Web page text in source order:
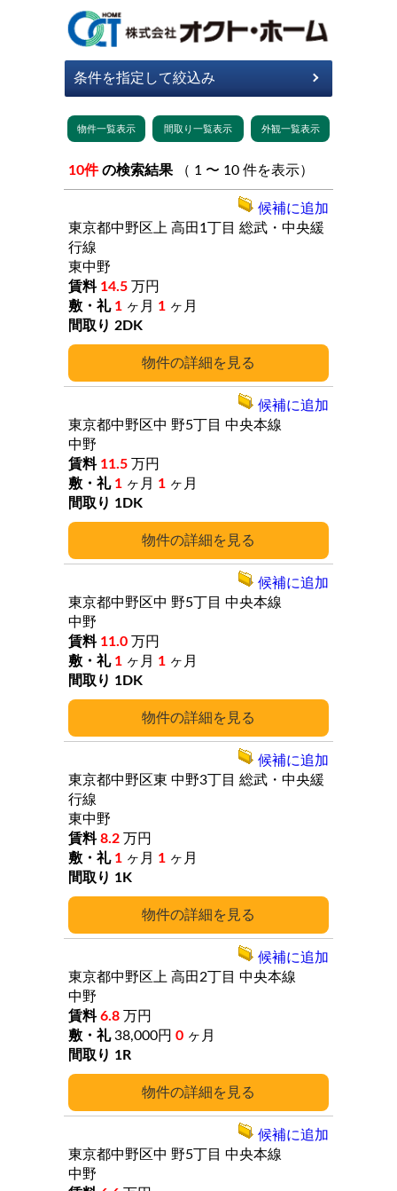
10件 の検索結果 （ 1 〜 10 件を表示）
詳細
東京都中野区上 高田1丁目 総武・中央緩
行線
東中野
14.5 万円
1 ヶ月 1 ヶ月
2DK
候補に追加
詳細
東京都中野区中 野5丁目 中央本線
中野
11.5 万円
1 ヶ月 1 ヶ月
1DK
候補に追加
詳細
東京都中野区中 野5丁目 中央本線
中野
11.0 万円
1 ヶ月 1 ヶ月
1DK
候補に追加
詳細
東京都中野区東 中野3丁目 総武・中央緩
行線
東中野
8.2 万円
1 ヶ月 1 ヶ月
1K
候補に追加
詳細
東京都中野区上 高田2丁目 中央本線
中野
6.8 万円
38,000円 0 ヶ月
1R
候補に追加
東京都中野区中 野5丁目 中央本線
中野
候補に追加